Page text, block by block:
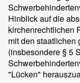
Hinblick auf die
kirchenrechtlichen
mit den
(insbesondere § 5
"Lücken"